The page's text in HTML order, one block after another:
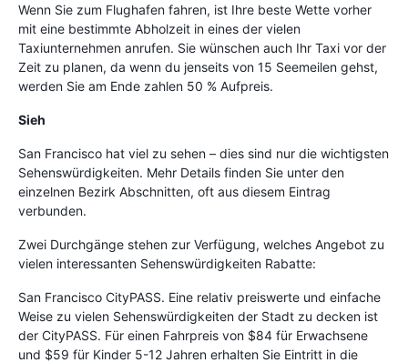
Wenn Sie zum Flughafen fahren, ist Ihre beste Wette vorher
mit eine bestimmte Abholzeit in eines der vielen
Taxiunternehmen anrufen. Sie wünschen auch Ihr Taxi vor der
Zeit zu planen, da wenn du jenseits von 15 Seemeilen gehst,
werden Sie am Ende zahlen 50 % Aufpreis.
Sieh
San Francisco hat viel zu sehen – dies sind nur die wichtigsten
Sehenswürdigkeiten. Mehr Details finden Sie unter den
einzelnen Bezirk Abschnitten, oft aus diesem Eintrag
verbunden.
Zwei Durchgänge stehen zur Verfügung, welches Angebot zu
vielen interessanten Sehenswürdigkeiten Rabatte:
San Francisco CityPASS. Eine relativ preiswerte und einfache
Weise zu vielen Sehenswürdigkeiten der Stadt zu decken ist
der CityPASS. Für einen Fahrpreis von $84 für Erwachsene
und $59 für Kinder 5-12 Jahren erhalten Sie Eintritt in die